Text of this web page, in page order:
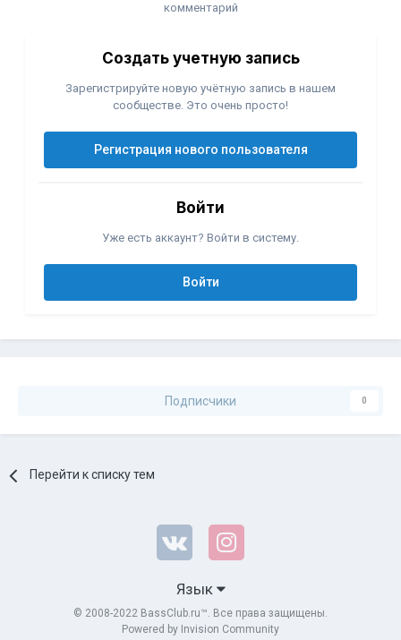
комментарий
Создать учетную запись
Зарегистрируйте новую учётную запись в нашем
сообществе. Это очень просто!
Регистрация нового пользователя
Войти
Уже есть аккаунт? Войти в систему.
Войти
Подписчики 0
Перейти к списку тем
Язык
© 2008-2022 BassClub.ru™. Все права защищены.
Powered by Invision Community